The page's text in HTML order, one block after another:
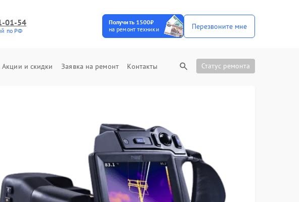
01-54
по РФ
Получить 1500₽
на ремонт техники
Перезвоните мне
Акции и скидки Заявка на ремонт Контакты Статус ремонта